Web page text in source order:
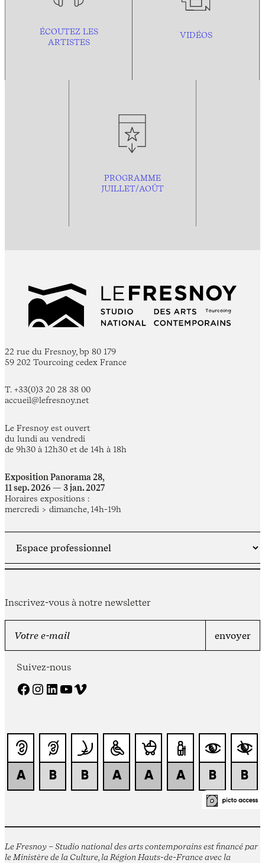
ÉCOUTEZ LES
ARTISTES
VIDÉOS
PROGRAMME
JUILLET/AOÛT
22 rue du Fresnoy, bp 80 179
59 202 Tourcoing cedex France
T. +33(0)3 20 28 38 00
accueil@lefresnoy.net
Le Fresnoy est ouvert
du lundi au vendredi
de 9h30 à 12h30 et de 14h à 18h
Exposition Panorama 28,
11 sep. 2026 — 3 jan. 2027
Horaires expositions :
mercredi > dimanche, 14h-19h
Inscrivez-vous à notre newsletter
Suivez-nous
Facebook Instagram LinkedIn YouTube Vimeo
Le Fresnoy – Studio national des arts contemporains est financé par
le Ministère de la Culture, la Région Hauts-de-France avec la